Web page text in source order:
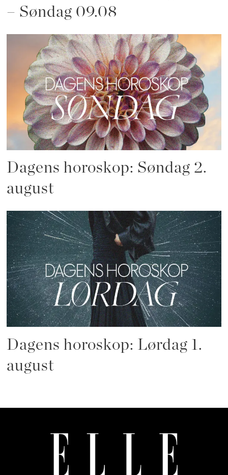
– Søndag 09.08
Dagens horoskop: Søndag 2.
august
Dagens horoskop: Lørdag 1.
august